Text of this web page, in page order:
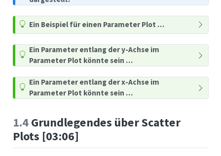
Ein Beispiel für einen Parameter Plot …
Ein Parameter entlang der y-Achse im
Parameter Plot könnte sein …
Ein Parameter entlang der x-Achse im
Parameter Plot könnte sein …
1.4Grundlegendes über Scatter
Plots [03:06]